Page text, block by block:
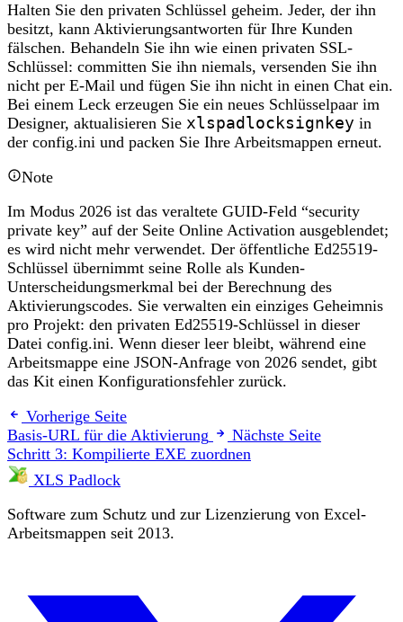
Halten Sie den privaten Schlüssel geheim. Jeder, der ihn
besitzt, kann Aktivierungsantworten für Ihre Kunden
fälschen. Behandeln Sie ihn wie einen privaten SSL-
Schlüssel: committen Sie ihn niemals, versenden Sie ihn
nicht per E-Mail und fügen Sie ihn nicht in einen Chat ein.
Bei einem Leck erzeugen Sie ein neues Schlüsselpaar im
Designer, aktualisieren Sie xlspadlocksignkey in
der config.ini und packen Sie Ihre Arbeitsmappen erneut.
Note
Im Modus 2026 ist das veraltete GUID-Feld “security
private key” auf der Seite Online Activation ausgeblendet;
es wird nicht mehr verwendet. Der öffentliche Ed25519-
Schlüssel übernimmt seine Rolle als Kunden-
Unterscheidungsmerkmal bei der Berechnung des
Aktivierungscodes. Sie verwalten ein einziges Geheimnis
pro Projekt: den privaten Ed25519-Schlüssel in dieser
Datei config.ini. Wenn dieser leer bleibt, während eine
Arbeitsmappe eine JSON-Anfrage von 2026 sendet, gibt
das Kit einen Konfigurationsfehler zurück.
Vorherige Seite
Basis-URL für die Aktivierung
Nächste Seite
Schritt 3: Kompilierte EXE zuordnen
XLS Padlock
Software zum Schutz und zur Lizenzierung von Excel-
Arbeitsmappen seit 2013.